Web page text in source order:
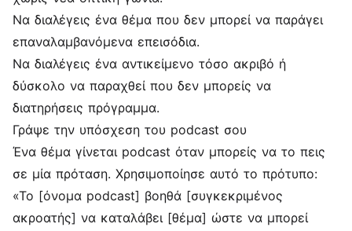
Να διαλέγεις ένα θέμα που δεν μπορεί να παράγει
επαναλαμβανόμενα επεισόδια.
Να διαλέγεις ένα αντικείμενο τόσο ακριβό ή
δύσκολο να παραχθεί που δεν μπορείς να
διατηρήσεις πρόγραμμα.
Γράψε την υπόσχεση του podcast σου
Ένα θέμα γίνεται podcast όταν μπορείς να το πεις
σε μία πρόταση. Χρησιμοποίησε αυτό το πρότυπο:
«Το [όνομα podcast] βοηθά [συγκεκριμένος
ακροατής] να καταλάβει [θέμα] ώστε να μπορεί